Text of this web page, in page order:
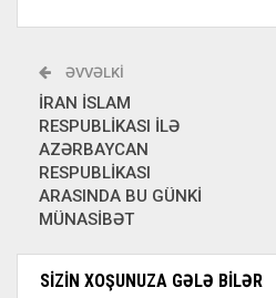
ƏVVƏLKI
İRAN İSLAM
RESPUBLİKASI İLƏ
AZƏRBAYCAN
RESPUBLİKASI
ARASINDA BU GÜNKİ
MÜNASİBƏT
SIZIN XOŞUNUZA GƏLƏ BILƏR